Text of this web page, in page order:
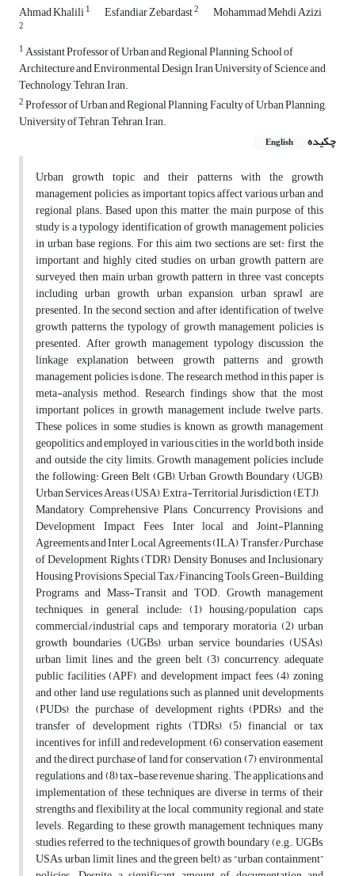
Ahmad Khalili1 Esfandiar Zebardast2 Mohammad Mehdi Azizi
2
1Assistant Professor of Urban and Regional Planning, School of
Architecture and Environmental Design, Iran University of Science and
Technology, Tehran, Iran.
2Professor of Urban and Regional Planning, Faculty of Urban Planning,
University of Tehran, Tehran, Iran.
چکیده
English
Urban growth topic and their patterns with the growth
management policies, as important topics, affect various urban and
regional plans. Based upon this matter, the main purpose of this
study is a typology identification of growth management policies
in urban base regions. For this aim, two sections are set: first, the
important and highly cited studies on urban growth pattern are
surveyed, then main urban growth pattern in three vast concepts
including urban growth, urban expansion, urban sprawl are
presented. In the second section and after identification of twelve
growth patterns, the typology of growth management policies is
presented. After growth management typology discussion, the
linkage explanation between growth patterns and growth
management policies is done. The research method in this paper is
meta-analysis method. Research findings show that the most
important polices in growth management include twelve parts.
These polices in some studies is known as growth management
geopolitics and employed in various cities in the world both inside
and outside the city limits. Growth management policies include
the following: Green Belt (GB), Urban Growth Boundary (UGB),
Urban Services Areas (USA), Extra-Territorial Jurisdiction (ETJ),
Mandatory Comprehensive Plans, Concurrency Provisions and
Development Impact Fees, Inter local and Joint-Planning
Agreements and Inter Local Agreements (ILA), Transfer/Purchase
of Development Rights (TDR), Density Bonuses and Inclusionary
Housing Provisions, Special Tax/Financing Tools, Green-Building
Programs and Mass-Transit and TOD. Growth management
techniques, in general, include: (1) housing/population caps,
commercial/industrial caps, and temporary moratoria, (2) urban
growth boundaries (UGBs), urban service boundaries (USAs),
urban limit lines, and the green belt, (3) concurrency, adequate
public facilities (APF), and development impact fees, (4) zoning
and other land use regulations such as planned unit developments
(PUDs), the purchase of development rights (PDRs), and the
transfer of development rights (TDRs), (5) financial or tax
incentives for infill and redevelopment, (6) conservation easement
and the direct purchase of land for conservation, (7) environmental
regulations, and (8) tax-base revenue sharing. The applications and
implementation of these techniques are diverse in terms of their
strengths and flexibility at the local, community, regional, and state
levels. Regarding to these growth management techniques, many
studies referred to the techniques of growth boundary (e.g., UGBs,
USAs, urban limit lines, and the green belt) as “urban containment”